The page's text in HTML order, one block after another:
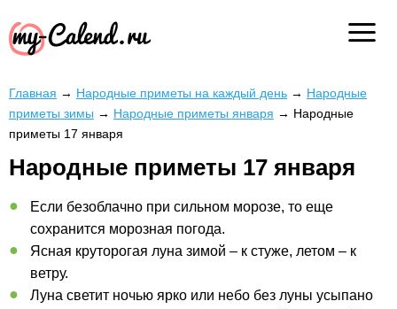
Главная → Народные приметы на каждый день → Народные
приметы зимы → Народные приметы января → Народные
приметы 17 января
Народные приметы 17 января
Если безоблачно при сильном морозе, то еще
сохранится морозная погода.
Ясная круторогая луна зимой – к стуже, летом – к
ветру.
Луна светит ночью ярко или небо без луны усыпано